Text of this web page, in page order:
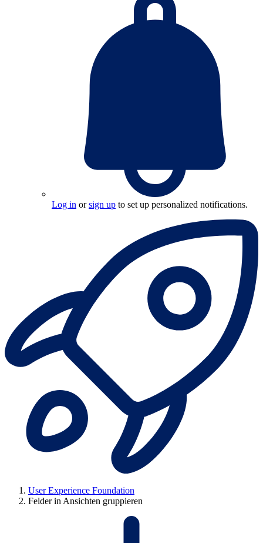
Log in orsign up to set up personalized notifications.
User Experience Foundation
Felder in Ansichten gruppieren